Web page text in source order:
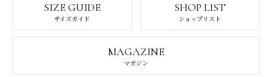
SIZE GUIDE
サイズガイド
SHOP LIST
ショップリスト
MAGAZINE
マガジン